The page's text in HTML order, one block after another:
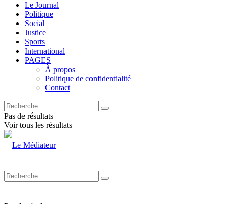
Le Journal
Politique
Social
Justice
Sports
International
PAGES
À propos
Politique de confidentialité
Contact
Pas de résultats
Voir tous les résultats